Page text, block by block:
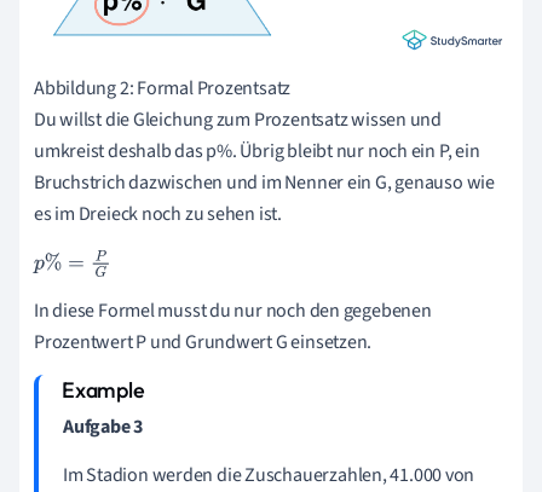
Abbildung 2: Formal Prozentsatz
Du willst die Gleichung zum Prozentsatz wissen und
umkreist deshalb das p%. Übrig bleibt nur noch ein P, ein
Bruchstrich dazwischen und im Nenner ein G, genauso wie
es im Dreieck noch zu sehen ist.
p%=PG
In diese Formel musst du nur noch den gegebenen
Prozentwert P und Grundwert G einsetzen.
Aufgabe 3
Im Stadion werden die Zuschauerzahlen, 41.000 von